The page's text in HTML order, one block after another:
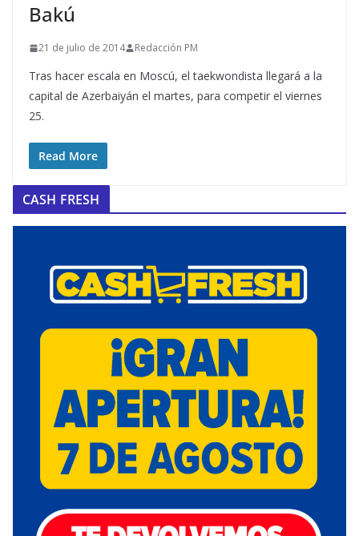
Bakú
21 de julio de 2014 Redacción PM
Tras hacer escala en Moscú, el taekwondista llegará a la
capital de Azerbaiyán el martes, para competir el viernes
25.
Read More
CASH FRESH